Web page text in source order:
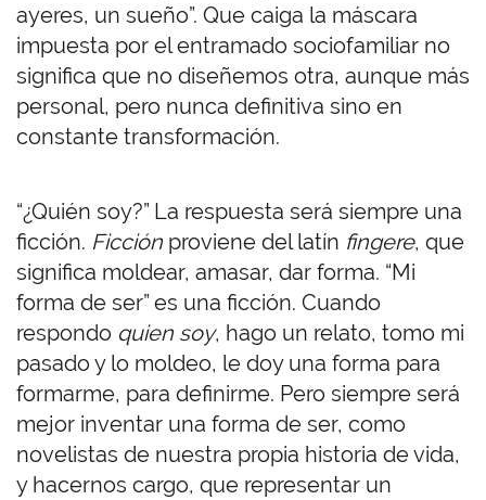
ayeres, un sueño”. Que caiga la máscara
impuesta por el entramado sociofamiliar no
significa que no diseñemos otra, aunque más
personal, pero nunca definitiva sino en
constante transformación.
“¿Quién soy?” La respuesta será siempre una
ficción. Ficción proviene del latín fingere, que
significa moldear, amasar, dar forma. “Mi
forma de ser” es una ficción. Cuando
respondo quien soy, hago un relato, tomo mi
pasado y lo moldeo, le doy una forma para
formarme, para definirme. Pero siempre será
mejor inventar una forma de ser, como
novelistas de nuestra propia historia de vida,
y hacernos cargo, que representar un